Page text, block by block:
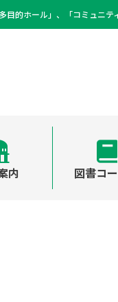
目的ホール」、「コミュニ
内 図書コ